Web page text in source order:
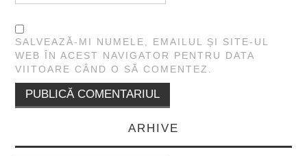
SALVEAZĂ-MI NUMELE, EMAILUL ȘI SITE-UL
WEB ÎN ACEST NAVIGATOR PENTRU DATA
VIITOARE CÂND O SĂ COMENTEZ.
ARHIVE